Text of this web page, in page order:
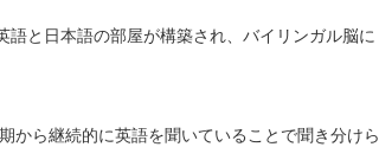
と日本語の部屋が構築され、バイリンガル脳に
から継続的に英語を聞いていることで聞き分けら